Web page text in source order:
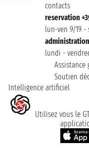
contacts
reservation
lun-ven 9/19 -
lundi -
Assistance
Soutien
Intelligence artificiel
Utilisez vous le